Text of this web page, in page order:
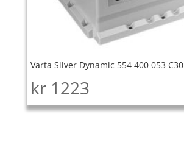
Varta Silver Dynamic 554 400 053 C30
kr 1223